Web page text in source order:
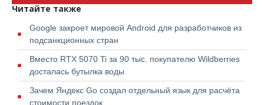
Читайте также
Google закроет мировой Android для разработчиков из
подсанкционных стран
Вместо RTX 5070 Ti за 90 тыс. покупателю Wildberries
досталась бутылка воды
Зачем Яндекс Go создал отдельный язык для расчёта
стоимости поездок